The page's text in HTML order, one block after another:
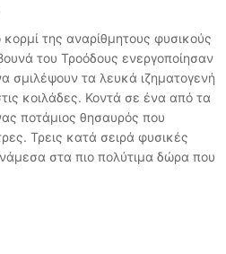
της αναρίθμητους φυσικούς
του Τροόδους ενεργοποίησαν
σμιλέψουν τα λευκά ιζηματογενή
κοιλάδες. Κοντά σε ένα από τα
ποτάμιος θησαυρός που
Τρεις κατά σειρά φυσικές
στα πιο πολύτιμα δώρα που